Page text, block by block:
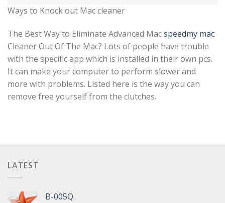
Ways to Knock out Mac cleaner
The Best Way to Eliminate Advanced Macspeedmy mac
Cleaner Out Of The Mac? Lots of people have trouble
with the specific app which is installed in their own pcs.
It can make your computer to perform slower and
more with problems. Listed here is the way you can
remove free yourself from the clutches.
LATEST
B-005Q